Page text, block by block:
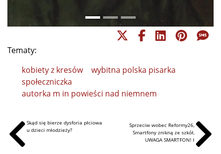
Tematy:
kobiety z kresów
wybitna polska pisarka
społeczniczka
autorka m in powieści nad niemnem
Skąd się bierze dysforia płciowa
u dzieci młodzieży?
Sprzeciw wobec Reformy26,
Smartfony znikną ze szkół,
UWAGA SMARTFON! I